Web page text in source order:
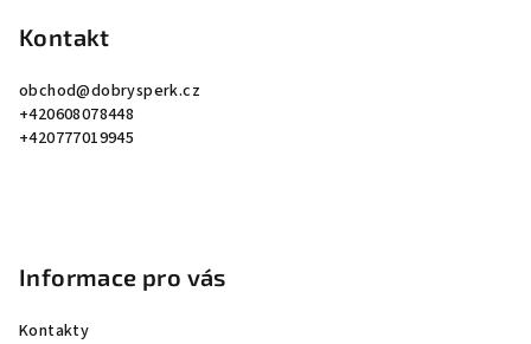
Kontakt
obchod@dobrysperk.cz
+420608078448
+420777019945
Informace pro vás
Kontakty